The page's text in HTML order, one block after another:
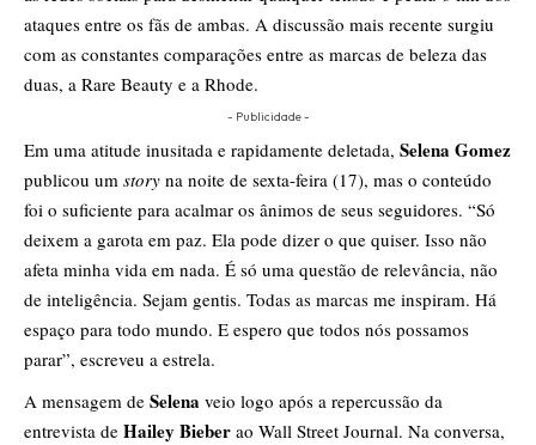
ataques entre os fãs de ambas. A discussão mais recente surgiu
com as constantes comparações entre as marcas de beleza das
duas, a Rare Beauty e a Rhode.
- Publicidade -
Em uma atitude inusitada e rapidamente deletada, Selena Gomez
publicou um story na noite de sexta-feira (17), mas o conteúdo
foi o suficiente para acalmar os ânimos de seus seguidores. “Só
deixem a garota em paz. Ela pode dizer o que quiser. Isso não
afeta minha vida em nada. É só uma questão de relevância, não
de inteligência. Sejam gentis. Todas as marcas me inspiram. Há
espaço para todo mundo. E espero que todos nós possamos
parar”, escreveu a estrela.
A mensagem de Selena veio logo após a repercussão da
entrevista de Hailey Bieber ao Wall Street Journal. Na conversa,